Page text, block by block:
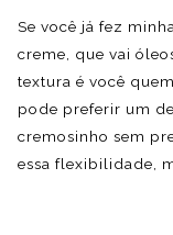
Se você já fez
creme, que vai
textura é você
pode preferir um
cremosinho sem
essa flexibilidade,